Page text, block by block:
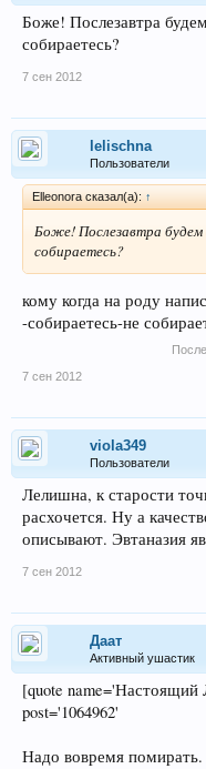
Боже! Послезавтра
собираетесь?
7 сен 2012
lelischna
Пользователи
Elleonora сказал(а): ↑
Боже! Послезавтра
собираетесь?
кому когда на роду
-собираетесь-не
7 сен 2012
viola349
Пользователи
Лелишна, к старости
расхочется. Ну а
описывают. Эвтаназия
7 сен 2012
Даат
Активный ушастик
[quote name='Настоящий
post='1064962'
Надо вовремя помирать.